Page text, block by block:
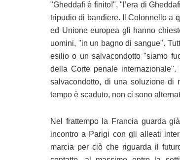
"Gheddafi è finito!", "l’era di
tripudio di bandiere. Il Colonnello a
ed Unione europea gli hanno
uomini, "in un bagno di sangue".
esilio o un salvacondotto "siamo
della Corte penale
salvacondotto, di una soluzione di
tempo è scaduto, non ci sono
Nel frattempo la Francia guarda
incontro a Parigi con gli alleati
marcia per ciò che riguarda il